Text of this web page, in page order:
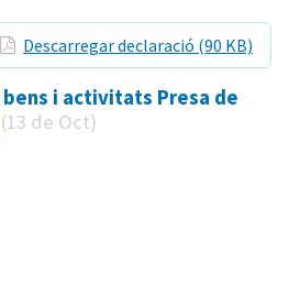
Descarregar declaració (90 KB)
bens i activitats Presa de
(13 de Oct)